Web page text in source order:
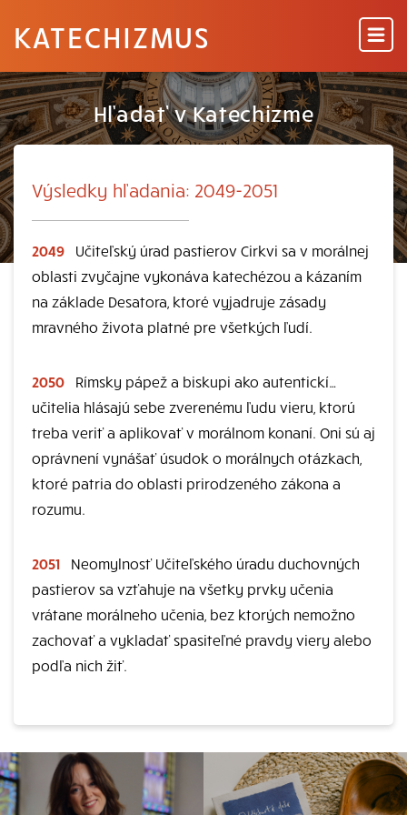
KATECHIZMUS
Hľadať v Katechizme
Výsledky hľadania: 2049-2051
2049
Učiteľský úrad pastierov Cirkvi sa v morálnej
oblasti zvyčajne vykonáva katechézou a kázaním
na základe Desatora, ktoré vyjadruje zásady
mravného života platné pre všetkých ľudí.
2050
Rímsky pápež a biskupi ako autentickí…
učitelia hlásajú sebe zverenému ľudu vieru, ktorú
treba veriť a aplikovať v morálnom konaní. Oni sú aj
oprávnení vynášať úsudok o morálnych otázkach,
ktoré patria do oblasti prirodzeného zákona a
rozumu.
2051
Neomylnosť Učiteľského úradu duchovných
pastierov sa vzťahuje na všetky prvky učenia
vrátane morálneho učenia, bez ktorých nemožno
zachovať a vykladať spasiteľné pravdy viery alebo
podľa nich žiť.